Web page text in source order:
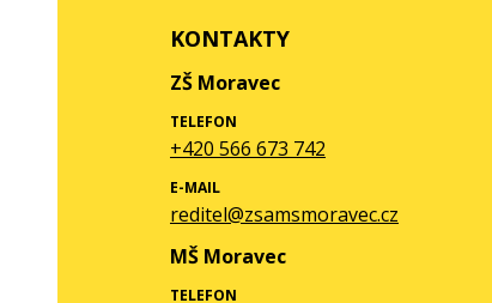
KONTAKTY
ZŠ Moravec
TELEFON
+420 566 673 742
E-MAIL
reditel@zsamsmoravec.cz
MŠ Moravec
TELEFON